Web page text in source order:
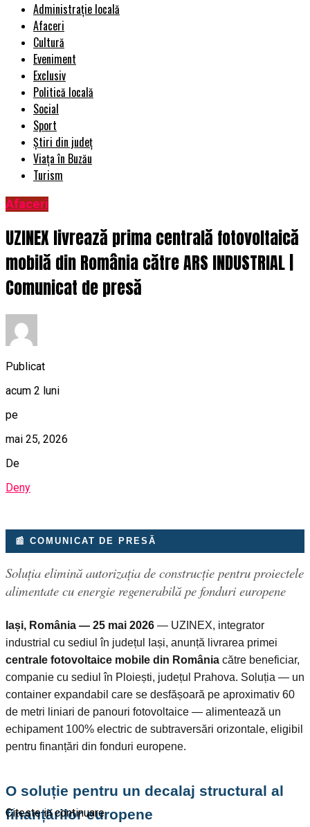
Administrație locală
Afaceri
Cultură
Eveniment
Exclusiv
Politică locală
Social
Sport
Știri din județ
Viața în Buzău
Turism
Afaceri
UZINEX livrează prima centrală fotovoltaică
mobilă din România către ARS INDUSTRIAL |
Comunicat de presă
Publicat
acum 2 luni
pe
mai 25, 2026
De
Deny
📰 COMUNICAT DE PRESĂ
Soluția elimină autorizația de construcție pentru proiectele
alimentate cu energie regenerabilă pe fonduri europene
Iași, România — 25 mai 2026 — UZINEX, integrator
industrial cu sediul în județul Iași, anunță livrarea primei
centrale fotovoltaice mobile din România către beneficiar,
companie cu sediul în Ploiești, județul Prahova. Soluția — un
container expandabil care se desfășoară pe aproximativ 60
de metri liniari de panouri fotovoltaice — alimentează un
echipament 100% electric de subtraversări orizontale, eligibil
pentru finanțări din fonduri europene.
O soluție pentru un decalaj structural al
finanțărilor europene
Citeste in continuare